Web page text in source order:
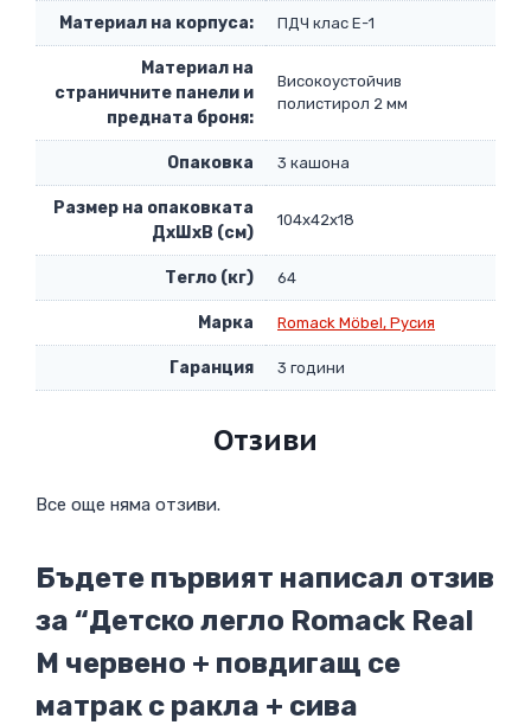
Материал на корпуса: ПДЧ клас Е-1
Материал на
страничните панели и
предната броня:
Високоустойчив
полистирол 2 мм
Опаковка 3 кашона
Размер на опаковката
ДxШxВ (см)
104x42x18
Тегло (кг) 64
Марка Romack Möbel, Русия
Гаранция 3 години
Отзиви
Все още няма отзиви.
Бъдете първият написал отзив
за “Детско легло Romack Real
М червено + повдигащ се
матрак с ракла + сива